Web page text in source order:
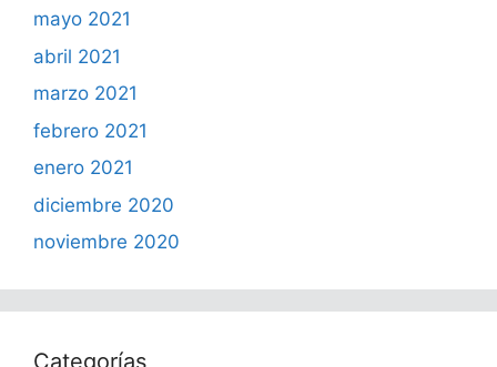
mayo 2021
abril 2021
marzo 2021
febrero 2021
enero 2021
diciembre 2020
noviembre 2020